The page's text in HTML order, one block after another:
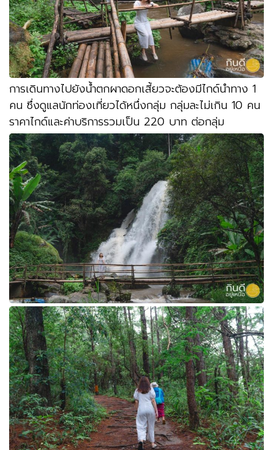
การเดินทางไปยังน้ำตกผาดอกเสี้ยวจะต้องมีไกด์นำทาง 1
คน ซึ่งดูแลนักท่องเที่ยวได้หนึ่งกลุ่ม กลุ่มละไม่เกิน 10 คน
ราคาไกด์และค่าบริการรวมเป็น 220 บาท ต่อกลุ่ม